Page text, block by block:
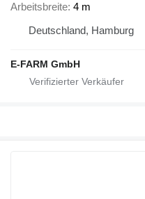
Arbeitsbreite 4 m
Deutschland, Hamburg
E-FARM GmbH